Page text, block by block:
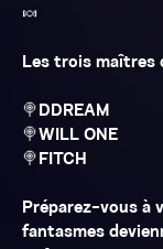
🍬
Les trois maîtres
🍭DDREAM
🍭WILL ONE
🍭FITCH
Préparez-vous à
fantasmes